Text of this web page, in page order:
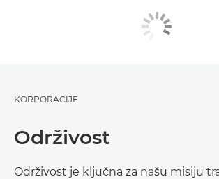
KORPORACIJE
Održivost
Održivost je ključna za našu misiju